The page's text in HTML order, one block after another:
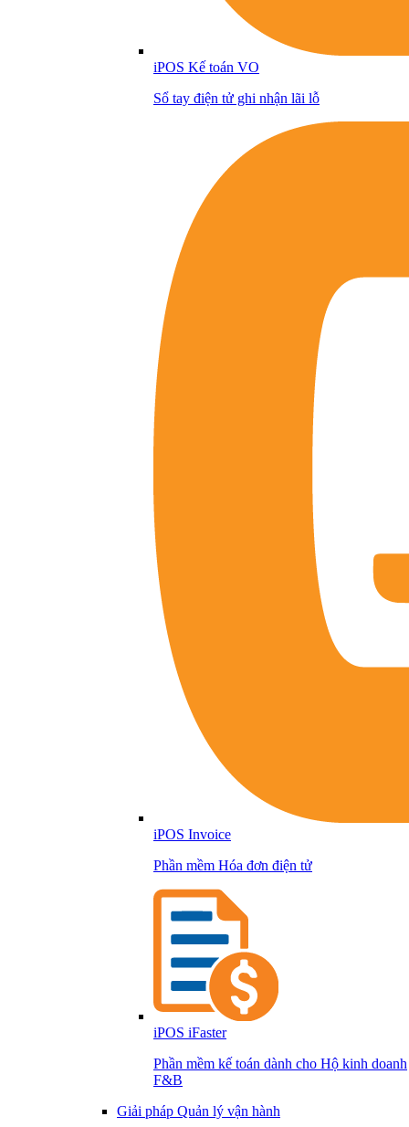
iPOS Kế toán VO
Sổ tay điện tử ghi nhận lãi lỗ
iPOS Invoice
Phần mềm Hóa đơn điện tử
iPOS iFaster
Phần mềm kế toán dành cho Hộ kinh doanh
F&B
Giải pháp Quản lý vận hành